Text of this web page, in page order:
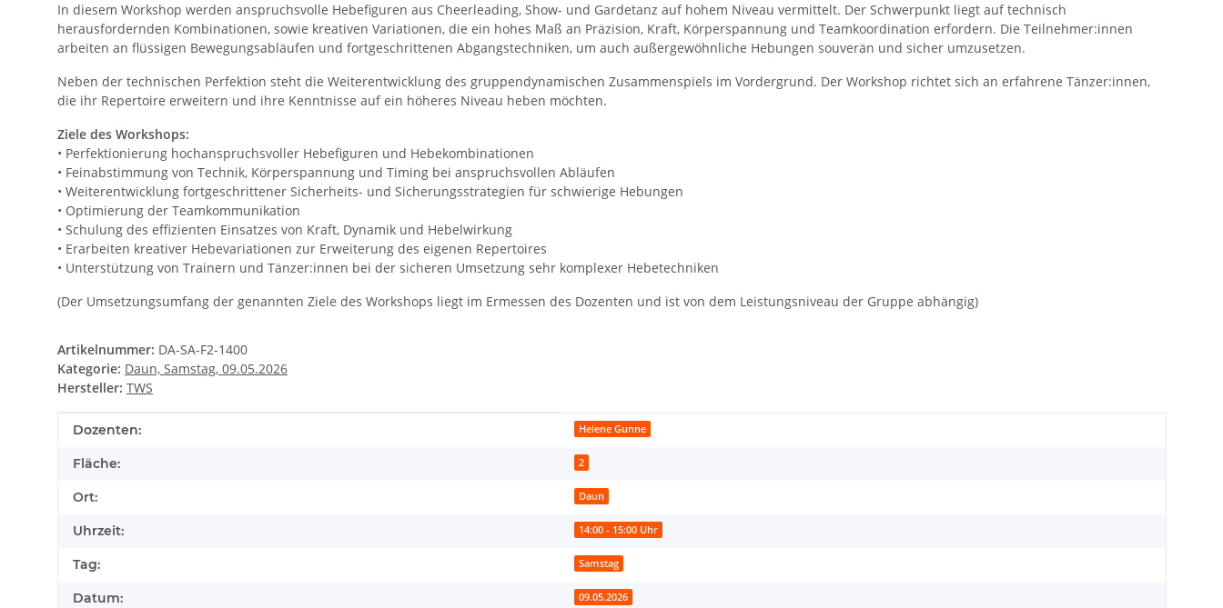
In diesem Workshop werden anspruchsvolle Hebefiguren aus Cheerleading, Show- und Gardetanz auf hohem Niveau vermittelt. Der Schwerpunkt liegt auf technisch
herausfordernden Kombinationen, sowie kreativen Variationen, die ein hohes Maß an Präzision, Kraft, Körperspannung und Teamkoordination erfordern. Die Teilnehmer:innen
arbeiten an flüssigen Bewegungsabläufen und fortgeschrittenen Abgangstechniken, um auch außergewöhnliche Hebungen souverän und sicher umzusetzen.
Neben der technischen Perfektion steht die Weiterentwicklung des gruppendynamischen Zusammenspiels im Vordergrund. Der Workshop richtet sich an erfahrene Tänzer:innen,
die ihr Repertoire erweitern und ihre Kenntnisse auf ein höheres Niveau heben möchten.
Ziele des Workshops:
• Perfektionierung hochanspruchsvoller Hebefiguren und Hebekombinationen
• Feinabstimmung von Technik, Körperspannung und Timing bei anspruchsvollen Abläufen
• Weiterentwicklung fortgeschrittener Sicherheits- und Sicherungsstrategien für schwierige Hebungen
• Optimierung der Teamkommunikation
• Schulung des effizienten Einsatzes von Kraft, Dynamik und Hebelwirkung
• Erarbeiten kreativer Hebevariationen zur Erweiterung des eigenen Repertoires
• Unterstützung von Trainern und Tänzer:innen bei der sicheren Umsetzung sehr komplexer Hebetechniken
(Der Umsetzungsumfang der genannten Ziele des Workshops liegt im Ermessen des Dozenten und ist von dem Leistungsniveau der Gruppe abhängig)
Artikelnummer: DA-SA-F2-1400
Kategorie: Daun, Samstag, 09.05.2026
Hersteller: TWS
Produkteigenschaft
Wert
Dozenten: Helene Gunne
Fläche: 2
Ort: Daun
Uhrzeit: 14:00 - 15:00 Uhr
Tag: Samstag
Datum: 09.05.2026